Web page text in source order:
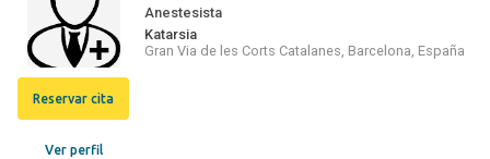
Ver perfil
Reservar cita
Anestesista
Katarsia
Gran Via de les Corts Catalanes, Barcelona, España